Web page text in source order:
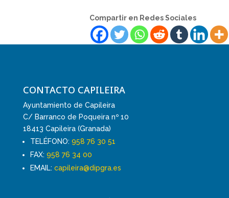
Compartir en Redes Sociales
CONTACTO CAPILEIRA
Ayuntamiento de Capileira
C/ Barranco de Poqueira nº 10
18413 Capileira (Granada)
TELÉFONO: 958 76 30 51
FAX: 958 76 34 00
EMAIL: capileira@dipgra.es